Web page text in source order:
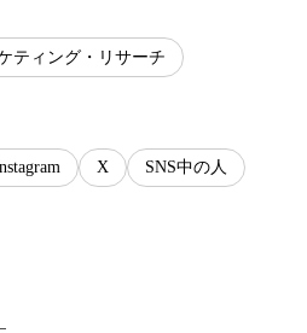
ティング・リサーチ
X SNS中の人